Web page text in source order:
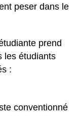
peser dans le
prend
les étudiants
:
conventionné